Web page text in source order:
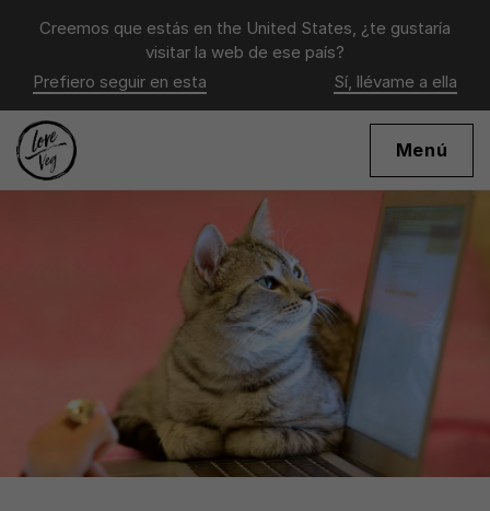
Creemos que estás en the United States, ¿te gustaría
visitar la web de ese país?
Prefiero seguir en esta
Sí, llévame a ella
Menú